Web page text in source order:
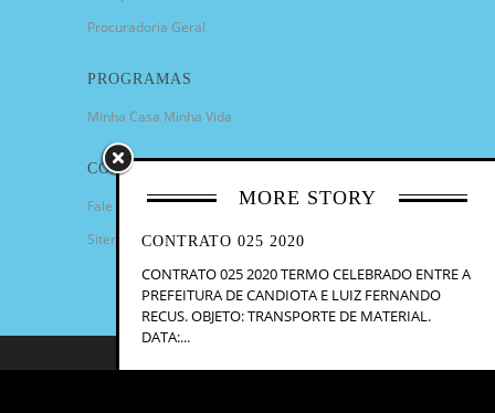
MORE STORY
CONTRATO 025 2020
CONTRATO 025 2020 TERMO CELEBRADO ENTRE A
PREFEITURA DE CANDIOTA E LUIZ FERNANDO
RECUS. OBJETO: TRANSPORTE DE MATERIAL.
DATA:...
Procuradoria Geral
PROGRAMAS
Minha Casa Minha Vida
CONTATO
Fale Conosco
Sitemap
COPYRIGHT 2023 - PREFEITURA